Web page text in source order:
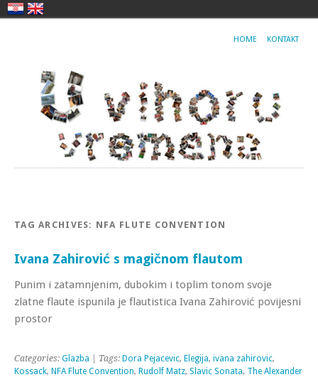
HOME KONTAKT
TAG ARCHIVES: NFA FLUTE CONVENTION
Ivana Zahirović s magičnom flautom
Punim i zatamnjenim, dubokim i toplim tonom svoje
zlatne flaute ispunila je flautistica Ivana Zahirović povijesni
prostor
Categories: Glazba | Tags: Dora Pejacevic, Elegija, ivana zahirovic,
Kossack, NFA Flute Convention, Rudolf Matz, Slavic Sonata, The Alexander